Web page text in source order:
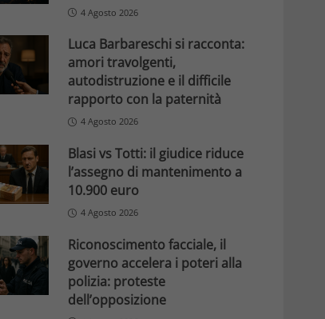
4 Agosto 2026
Luca Barbareschi si racconta:
amori travolgenti,
autodistruzione e il difficile
rapporto con la paternità
4 Agosto 2026
Blasi vs Totti: il giudice riduce
l’assegno di mantenimento a
10.900 euro
4 Agosto 2026
Riconoscimento facciale, il
governo accelera i poteri alla
polizia: proteste
dell’opposizione